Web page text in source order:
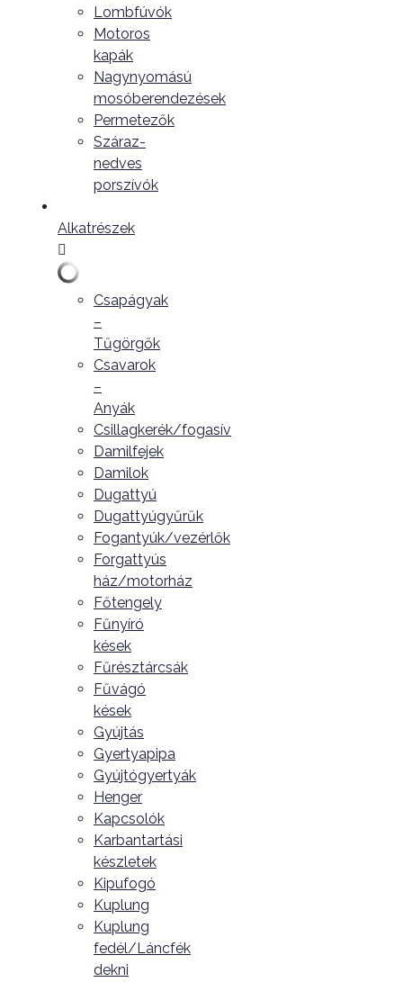
Lombfúvók
Motoros
kapák
Nagynyomású
mosóberendezések
Permetezők
Száraz-
nedves
porszívók
Alkatrészek
Csapágyak
–
Tűgörgők
Csavarok
–
Anyák
Csillagkerék/fogasív
Damilfejek
Damilok
Dugattyú
Dugattyúgyűrűk
Fogantyúk/vezérlők
Forgattyús
ház/motorház
Főtengely
Fűnyíró
kések
Fűrésztárcsák
Fűvágó
kések
Gyújtás
Gyertyapipa
Gyújtógyertyák
Henger
Kapcsolók
Karbantartási
készletek
Kipufogó
Kuplung
Kuplung
fedél/Láncfék
dekni